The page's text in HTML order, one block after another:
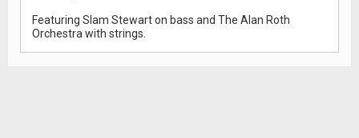
Featuring Slam Stewart on bass and The Alan Roth
Orchestra with strings.